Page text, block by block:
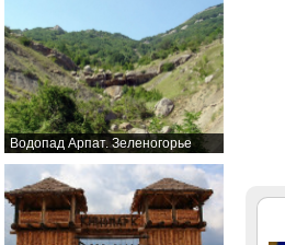
Водопад Арпат. Зеленогорье